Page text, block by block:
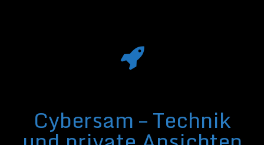
Cybersam – Technik